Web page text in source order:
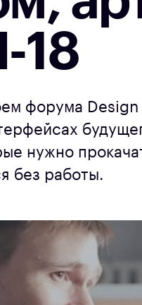
18
форума Design
нужно
без работы.